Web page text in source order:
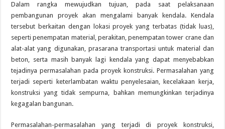
Dalam rangka mewujudkan tujuan, pada saat pelaksanaan
pembangunan proyek akan mengalami banyak kendala. Kendala
tersebut berkaitan dengan lokasi proyek yang terbatas (tidak luas),
seperti penempatan material, perakitan, penempatan tower crane dan
alat-alat yang digunakan, prasarana transportasi untuk material dan
beton, serta masih banyak lagi kendala yang dapat menyebabkan
tejadinya permasalahan pada proyek konstruksi. Permasalahan yang
terjadi seperti keterlambatan waktu penyelesaian, kecelakaan kerja,
konstruksi yang tidak sempurna, bahkan memungkinkan terjadinya
kegagalan bangunan.
Permasalahan-permasalahan yang terjadi di proyek konstruksi,